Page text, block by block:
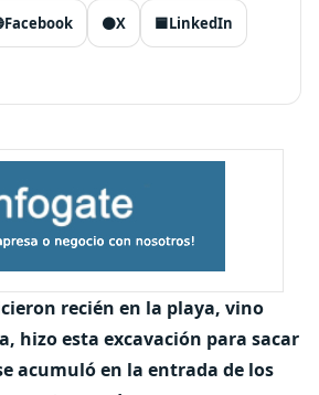
Facebook ⚫X 🟦LinkedIn
recién en la playa, vino
hizo esta excavación para sacar
acumuló en la entrada de los